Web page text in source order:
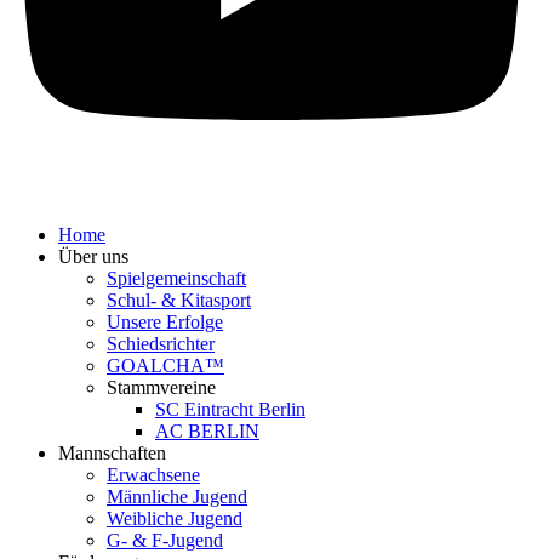
Home
Über uns
Spielgemeinschaft
Schul- & Kitasport
Unsere Erfolge
Schiedsrichter
GOALCHA™
Stammvereine
SC Eintracht Berlin
AC BERLIN
Mannschaften
Erwachsene
Männliche Jugend
Weibliche Jugend
G- & F‑Jugend